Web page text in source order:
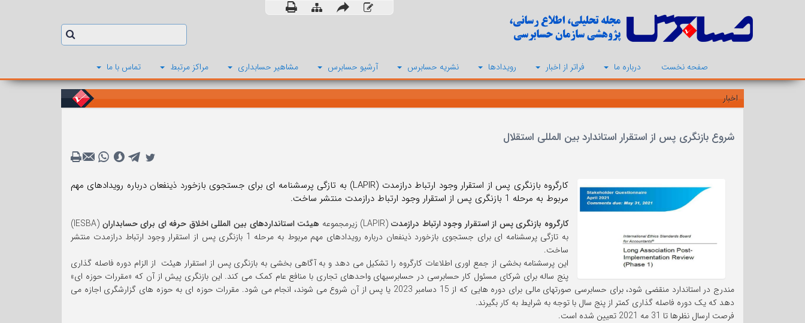
صفحه نخست درباره ما فراتر از اخبار رویدادها نشریه حسابرس آرشیو حسابرس مشاهیر حسابداری مراکز مرتبط تماس با ما
اخبار
شروع بازنگری پس از استقرار استاندارد بین المللی استقلال
کارگروه بازنگری پس از استقرار وجود ارتباط درازمدت (LAPIR) به تازگی پرسشنامه ای برای جستجوی بازخورد ذینفعان درباره رویدادهای مهم
مربوط به مرحله 1 بازنگری پس از استقرار وجود ارتباط درازمدت منتشر ساخت.
کارگروه بازنگری پس از استقرار وجود ارتباط درازمدت (LAPIR) زیرمجموعه هیئت استانداردهای بین المللی اخلاق حرفه ای برای حسابداران
(IESBA)
به تازگی پرسشنامه ای برای جستجوی بازخورد ذینفعان درباره رویدادهای مهم مربوط به مرحله 1 بازنگری پس از استقرار وجود ارتباط درازمدت منتشر
ساخت.
این پرسشنامه بخشی از جمع اوری اطلاعات کارگروه را تشکیل می دهد و به آگاهی بخشی به بازنگری پس از استقرار هیئت از الزام دوره فاصله گذاری
پنج ساله برای شرکای مسئول کار حسابرسی در حسابرسیهای واحدهای تجاری با منافع عام کمک می کند. این بازنگری پیش از آن که «مقررات حوزه ای»
مندرج در استاندارد منقضی شود، برای حسابرسی صورتهای مالی برای دوره هایی که از 15 دسامبر 2023 یا پس از آن شروع می شوند، انجام می شود. مقررات حوزه ای به حوزه های گزارشگری اجازه می
دهد که یک دوره فاصله گذاری کمتر از پنج سال با توجه به شرایط به کار بگیرند.
فرصت ارسال نظرها تا 31 مه 2021 تعیین شده است.